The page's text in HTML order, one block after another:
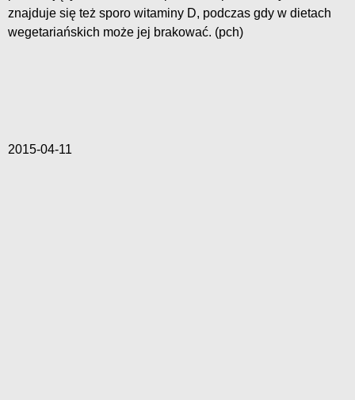
znajduje się też sporo witaminy D, podczas gdy w dietach
wegetariańskich może jej brakować. (pch)
2015-04-11